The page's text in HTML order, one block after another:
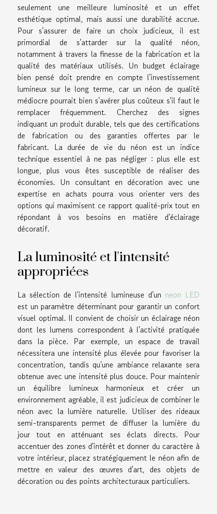
seulement une meilleure luminosité et un effet
esthétique optimal, mais aussi une durabilité accrue.
Pour s'assurer de faire un choix judicieux, il est
primordial de s'attarder sur la qualité néon,
notamment à travers la finesse de la fabrication et la
qualité des matériaux utilisés. Un budget éclairage
bien pensé doit prendre en compte l'investissement
lumineux sur le long terme, car un néon de qualité
médiocre pourrait bien s'avérer plus coûteux s'il faut le
remplacer fréquemment. Cherchez des signes
indiquant un produit durable, tels que des certifications
de fabrication ou des garanties offertes par le
fabricant. La durée de vie du néon est un indice
technique essentiel à ne pas négliger : plus elle est
longue, plus vous êtes susceptible de réaliser des
économies. Un consultant en décoration avec une
expertise en achats pourra vous orienter vers des
options qui maximisent ce rapport qualité-prix tout en
répondant à vos besoins en matière d'éclairage
décoratif.
La luminosité et l'intensité
appropriées
La sélection de l'intensité lumineuse d'un neon LED
est un paramètre déterminant pour garantir un confort
visuel optimal. Il convient de choisir un éclairage néon
dont les lumens correspondent à l'activité pratiquée
dans la pièce. Par exemple, un espace de travail
nécessitera une intensité plus élevée pour favoriser la
concentration, tandis qu'une ambiance relaxante sera
obtenue avec une intensité plus douce. Pour maintenir
un équilibre lumineux harmonieux et créer un
environnement agréable, il est judicieux de combiner le
néon avec la lumière naturelle. Utiliser des rideaux
semi-transparents permet de diffuser la lumière du
jour tout en atténuant ses éclats directs. Pour
accentuer des zones d'intérêt et donner du caractère à
votre intérieur, placez stratégiquement le néon afin de
mettre en valeur des œuvres d'art, des objets de
décoration ou des points architecturaux particuliers.